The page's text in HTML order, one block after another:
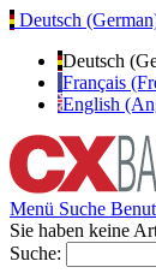
Deutsch
Deutsch
Français
English
Menü Suche
Sie haben keine
Suche: